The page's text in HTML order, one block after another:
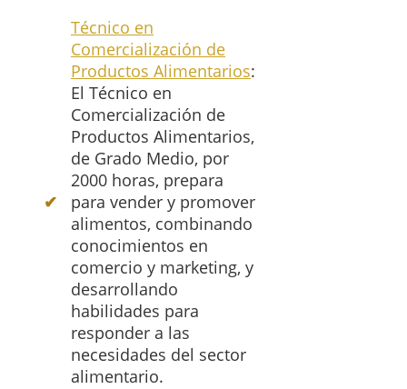
Técnico en
Comercialización de
Productos Alimentarios:
El Técnico en
Comercialización de
Productos Alimentarios,
de Grado Medio, por
2000 horas, prepara
para vender y promover
alimentos, combinando
conocimientos en
comercio y marketing, y
desarrollando
habilidades para
responder a las
necesidades del sector
alimentario.